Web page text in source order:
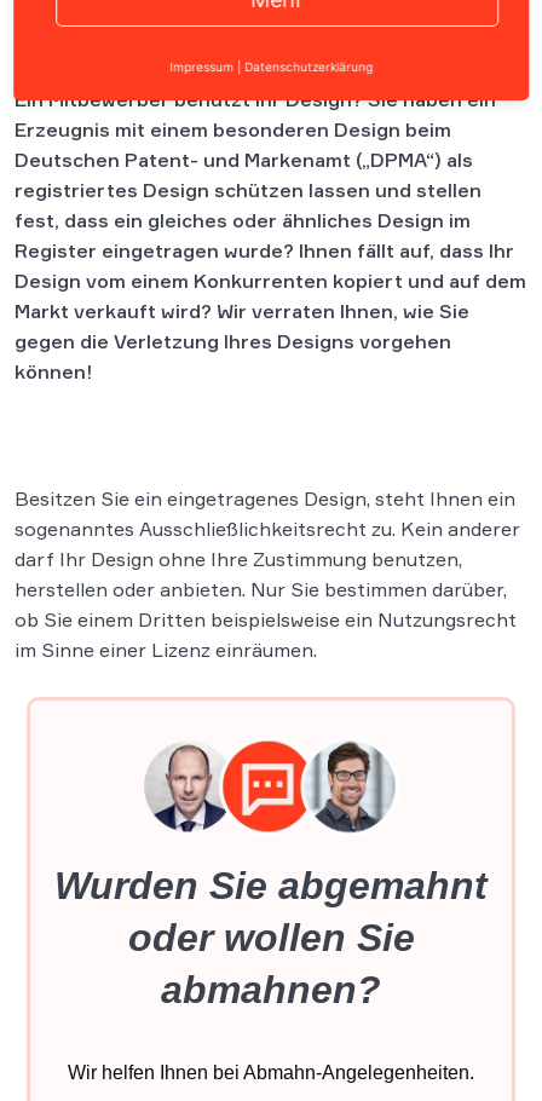
Inhalt
Ein Mitbewerber benutzt Ihr Design? Sie haben ein
Erzeugnis mit einem besonderen Design beim
Deutschen Patent- und Markenamt („DPMA“) als
registriertes Design schützen lassen und stellen
fest, dass ein gleiches oder ähnliches Design im
Register eingetragen wurde? Ihnen fällt auf, dass Ihr
Design vom einem Konkurrenten kopiert und auf dem
Markt verkauft wird? Wir verraten Ihnen, wie Sie
gegen die Verletzung Ihres Designs vorgehen
können!
Besitzen Sie ein eingetragenes Design, steht Ihnen ein
sogenanntes Ausschließlichkeitsrecht zu. Kein anderer
darf Ihr Design ohne Ihre Zustimmung benutzen,
herstellen oder anbieten. Nur Sie bestimmen darüber,
ob Sie einem Dritten beispielsweise ein Nutzungsrecht
im Sinne einer Lizenz einräumen.
Impressum Datenschutzerklärung